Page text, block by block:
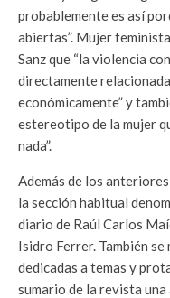
probablemente es así
abiertas”. Mujer
Sanz que “la violencia
directamente
económicamente” y
estereotipo de la mujer
nada”.
Además de los
la sección habitual
diario de Raúl Carlos
Isidro Ferrer. También
dedicadas a temas y
sumario de la revista